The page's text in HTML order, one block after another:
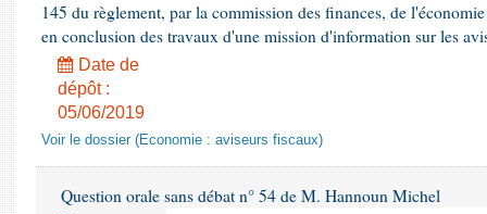
145 du règlement, par la commission des finances, de
en conclusion des travaux d'une mission d'information sur les
Date de
dépôt :
05/06/2019
Voir le dossier (Economie : aviseurs fiscaux)
Question orale sans débat n° 54 de M. Hannoun Michel